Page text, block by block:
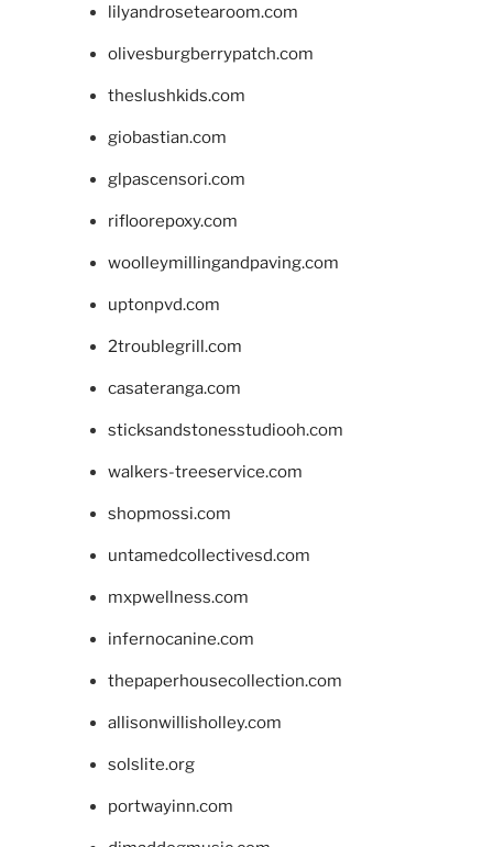
lilyandrosetearoom.com
olivesburgberrypatch.com
theslushkids.com
giobastian.com
glpascensori.com
rifloorepoxy.com
woolleymillingandpaving.com
uptonpvd.com
2troublegrill.com
casateranga.com
sticksandstonesstudiooh.com
walkers-treeservice.com
shopmossi.com
untamedcollectivesd.com
mxpwellness.com
infernocanine.com
thepaperhousecollection.com
allisonwillisholley.com
solslite.org
portwayinn.com